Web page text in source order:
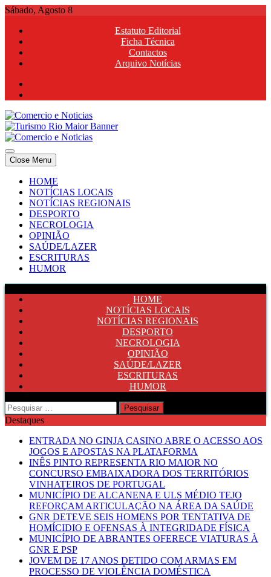
Skip
content
Sábado, Agosto 8
Estatuto Editorial
Ficha Técnica
Contactos
Arquivo Notícias
Comercio e Noticias
Notícias e Publicidade Online
Comercio e Noticias
Notícias e Publicidade Online
Close Menu
HOME
NOTÍCIAS LOCAIS
NOTÍCIAS REGIONAIS
DESPORTO
NECROLOGIA
OPINIÃO
SAÚDE/LAZER
ESCRITURAS
HUMOR
HOME
NOTÍCIAS LOCAIS
NOTÍCIAS REGIONAIS
DESPORTO
NECROLOGIA
OPINIÃO
SAÚDE/LAZER
ESCRITURAS
HUMOR
Pesquisar
por:
Destaques
ENTRADA NO GINJA CASINO ABRE O ACESSO AOS
JOGOS E APOSTAS NA PLATAFORMA
INÊS PINTO REPRESENTA RIO MAIOR NO
CONCURSO EMBAIXADORA DOS TERRITÓRIOS
VINHATEIROS DE PORTUGAL
MUNICÍPIO DE ALCANENA E ULS MÉDIO TEJO
REFORÇAM ARTICULAÇÃO NA ÁREA DA SAÚDE
GNR DETEVE SEIS HOMENS POR TENTATIVA DE
HOMÍCIDIO E OFENSAS À INTEGRIDADE FÍSICA
MUNICÍPIO DE ABRANTES OFERECE VIATURAS À
GNR E PSP
JOVEM DE 17 ANOS DETIDO COM ARMAS EM
PROCESSO DE VIOLÊNCIA DOMÉSTICA